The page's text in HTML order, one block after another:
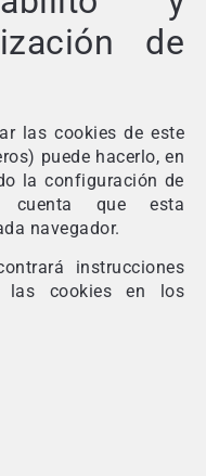
de
las cookies de este
puede hacerlo, en
la configuración de
cuenta que esta
navegador.
instrucciones
las cookies en los